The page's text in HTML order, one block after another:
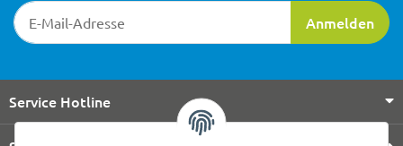
Newsletter-Registrierung
Anmelden
Service Hotline